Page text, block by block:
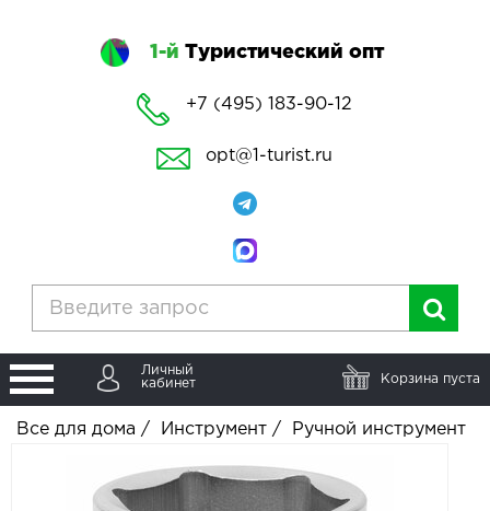
1-й Туристический опт
+7 (495) 183-90-12
opt@1-turist.ru
Личный
кабинет
Корзина пуста
Все для дома / Инструмент / Ручной инструмент